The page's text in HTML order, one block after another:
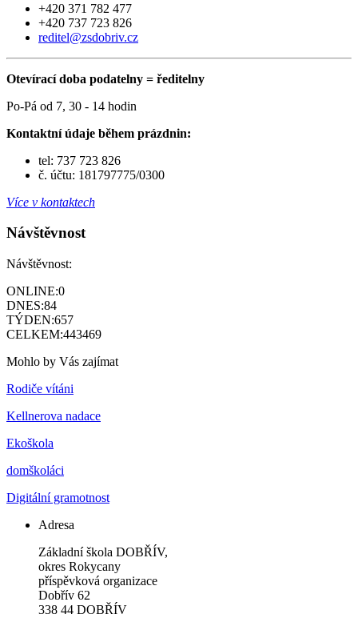
+420 371 782 477
+420 737 723 826
reditel@zsdobriv.cz
Otevírací doba podatelny = ředitelny
Po-Pá od 7, 30 - 14 hodin
Kontaktní údaje během prázdnin:
tel: 737 723 826
č. účtu: 181797775/0300
Více v kontaktech
Návštěvnost
Návštěvnost:
ONLINE:0
DNES:84
TÝDEN:657
CELKEM:443469
Mohlo by Vás zajímat
Rodiče vítáni
Kellnerova nadace
Ekoškola
domškoláci
Digitální gramotnost
Adresa
Základní škola DOBŘÍV,
okres Rokycany
příspěvková organizace
Dobřív 62
338 44 DOBŘÍV